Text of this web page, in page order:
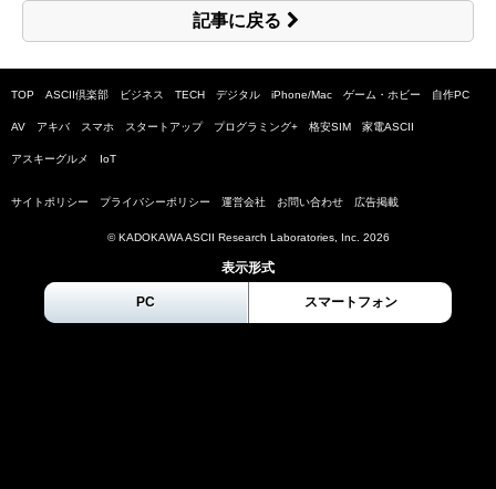
記事に戻る
TOP ASCII倶楽部 ビジネス TECH デジタル iPhone/Mac ゲーム・ホビー 自作PC
AV アキバ スマホ スタートアップ プログラミング+ 格安SIM 家電ASCII
アスキーグルメ IoT
サイトポリシー プライバシーポリシー 運営会社 お問い合わせ 広告掲載
© KADOKAWA ASCII Research Laboratories, Inc. 2026
表示形式
PC スマートフォン